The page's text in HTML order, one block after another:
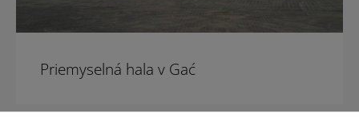
Priemyselná hala v Gać